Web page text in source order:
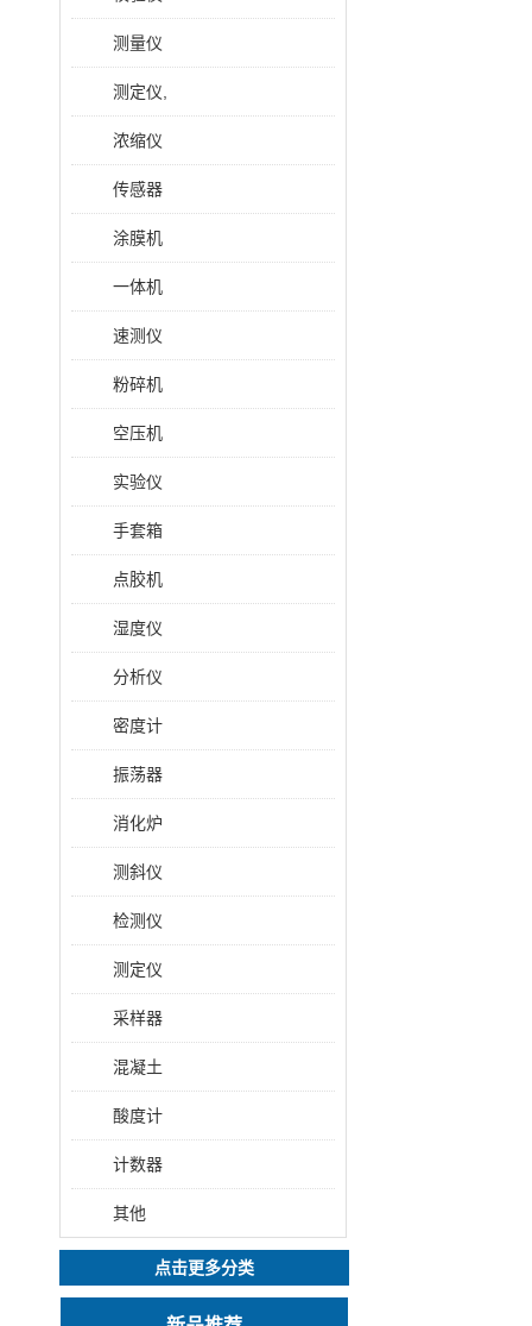
测量仪
测定仪,
浓缩仪
传感器
涂膜机
一体机
速测仪
粉碎机
空压机
实验仪
手套箱
点胶机
湿度仪
分析仪
密度计
振荡器
消化炉
测斜仪
检测仪
测定仪
采样器
混凝土
酸度计
计数器
其他
点击更多分类